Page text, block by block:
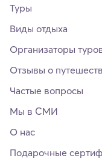
Туры
Виды отдыха
Организаторы
Отзывы о
Частые вопросы
Мы в СМИ
О нас
Подарочные